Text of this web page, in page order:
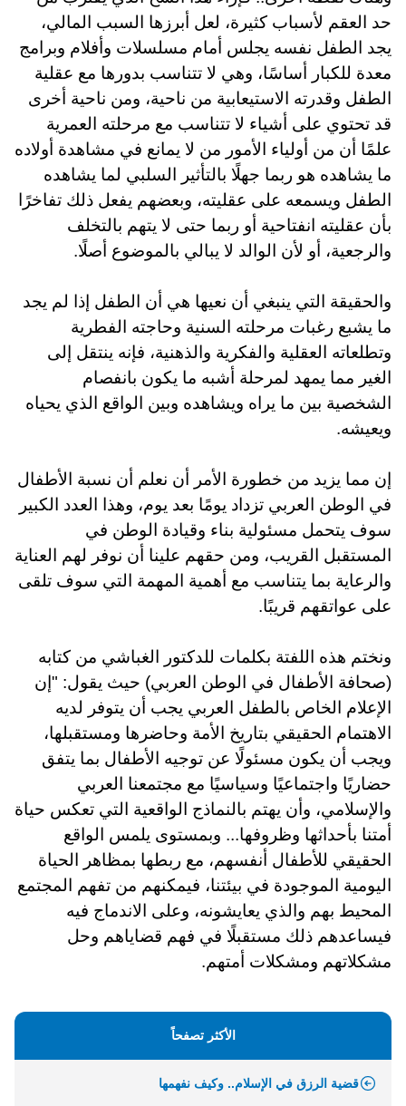
حد العقم لأسباب كثيرة، لعل أبرزها السبب المالي،
يجد الطفل نفسه يجلس أمام مسلسلات وأفلام وبرامج
معدة للكبار أساسًا، وهي لا تتناسب بدورها مع عقلية
الطفل وقدرته الاستيعابية من ناحية، ومن ناحية أخرى
قد تحتوي على أشياء لا تتناسب مع مرحلته العمرية
علمًا أن من أولياء الأمور من لا يمانع في مشاهدة أولاده
ما يشاهده هو ربما جهلًا بالتأثير السلبي لما يشاهده
الطفل ويسمعه على عقليته، وبعضهم يفعل ذلك تفاخرًا
بأن عقليته انفتاحية أو ربما حتى لا يتهم بالتخلف
والرجعية، أو لأن الوالد لا يبالي بالموضوع أصلًا.
والحقيقة التي ينبغي أن نعيها هي أن الطفل إذا لم يجد
ما يشبع رغبات مرحلته السنية وحاجته الفطرية
وتطلعاته العقلية والفكرية والذهنية، فإنه ينتقل إلى
الغير مما يمهد لمرحلة أشبه ما يكون بانفصام
الشخصية بين ما يراه ويشاهده وبين الواقع الذي يحياه
ويعيشه.
إن مما يزيد من خطورة الأمر أن نعلم أن نسبة الأطفال
في الوطن العربي تزداد يومًا بعد يوم، وهذا العدد الكبير
سوف يتحمل مسئولية بناء وقيادة الوطن في
المستقبل القريب، ومن حقهم علينا أن نوفر لهم العناية
والرعاية بما يتناسب مع أهمية المهمة التي سوف تلقى
على عواتقهم قريبًا.
ونختم هذه اللفتة بكلمات للدكتور الغباشي من كتابه
(صحافة الأطفال في الوطن العربي) حيث يقول: "إن
الإعلام الخاص بالطفل العربي يجب أن يتوفر لديه
الاهتمام الحقيقي بتاريخ الأمة وحاضرها ومستقبلها،
ويجب أن يكون مسئولًا عن توجيه الأطفال بما يتفق
حضاريًا واجتماعيًا وسياسيًا مع مجتمعنا العربي
والإسلامي، وأن يهتم بالنماذج الواقعية التي تعكس حياة
أمتنا بأحداثها وظروفها... وبمستوى يلمس الواقع
الحقيقي للأطفال أنفسهم، مع ربطها بمظاهر الحياة
اليومية الموجودة في بيئتنا، فيمكنهم من تفهم المجتمع
المحيط بهم والذي يعايشونه، وعلى الاندماج فيه
فيساعدهم ذلك مستقبلًا في فهم قضاياهم وحل
مشكلاتهم ومشكلات أمتهم.
الأكثر تصفحاً
قضية الرزق في الإسلام.. وكيف نفهمها